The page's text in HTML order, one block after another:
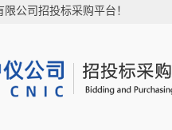
公司招投标采购平台！